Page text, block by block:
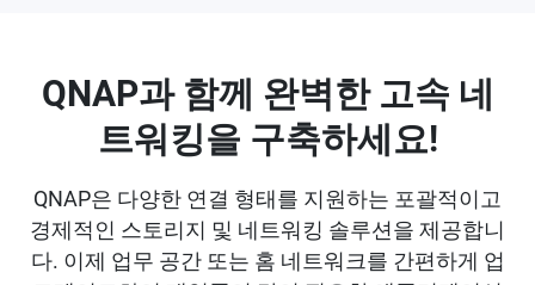
QNAP과 함께 완벽한 고속 네
트워킹을 구축하세요!
QNAP은 다양한 연결 형태를 지원하는 포괄적이고
경제적인 스토리지 및 네트워킹 솔루션을 제공합니
다. 이제 업무 공간 또는 홈 네트워크를 간편하게 업